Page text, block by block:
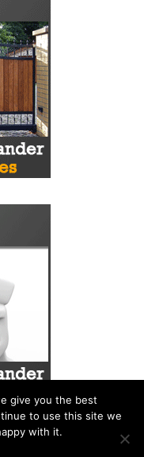
give you the best
to use this site we
with it.